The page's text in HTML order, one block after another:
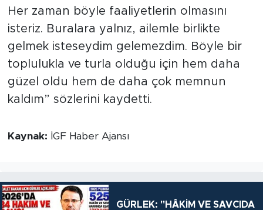
Her zaman böyle faaliyetlerin olmasını
isteriz. Buralara yalnız, ailemle birlikte
gelmek isteseydim gelemezdim. Böyle bir
toplulukla ve turla olduğu için hem daha
güzel oldu hem de daha çok memnun
kaldım” sözlerini kaydetti.
Kaynak: İGF Haber Ajansı
GÜRLEK: "HÂKİM VE SAVCIDA